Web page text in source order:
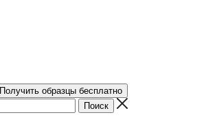
Получить образцы бесплатно